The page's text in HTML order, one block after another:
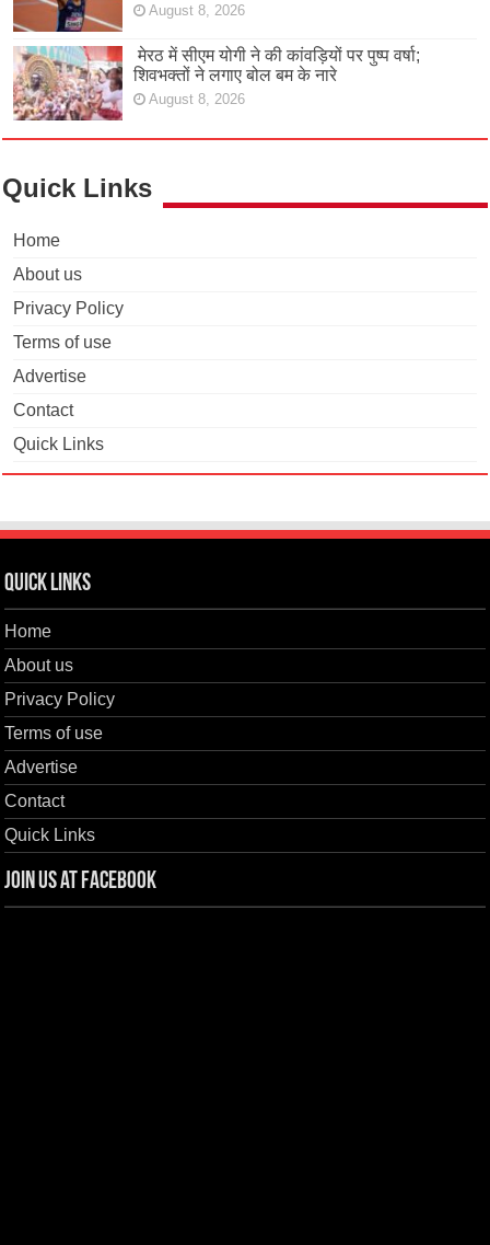
August 8, 2026
मेरठ में सीएम योगी ने की कांवड़ियों पर पुष्प वर्षा;
शिवभक्तों ने लगाए बोल बम के नारे
August 8, 2026
Quick Links
Home
About us
Privacy Policy
Terms of use
Advertise
Contact
Quick Links
Quick Links
Home
About us
Privacy Policy
Terms of use
Advertise
Contact
Quick Links
Join us at Facebook